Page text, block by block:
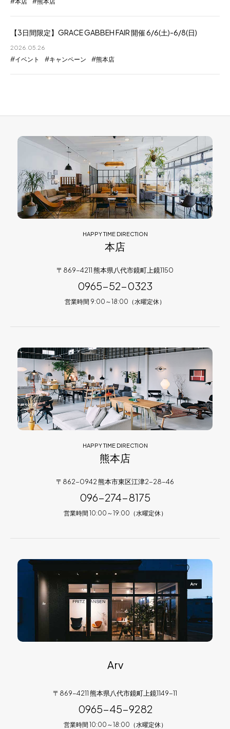
【3日間限定】GRACE GABBEH FAIR 開催 6/6(土)-6/8(日)
2026.05.26
イベント キャンペーン 熊本店
HAPPY TIME DIRECTION
本店
〒869-4211 熊本県八代市鏡町上鏡1150
0965-52-0323
営業時間 9:00～18:00（水曜定休）
HAPPY TIME DIRECTION
熊本店
〒862-0942 熊本市東区江津2-28-46
096-274-8175
営業時間 10:00～19:00（水曜定休）
Arv
〒869-4211 熊本県八代市鏡町上鏡1149-11
0965-45-9282
営業時間 10:00～18:00（水曜定休）